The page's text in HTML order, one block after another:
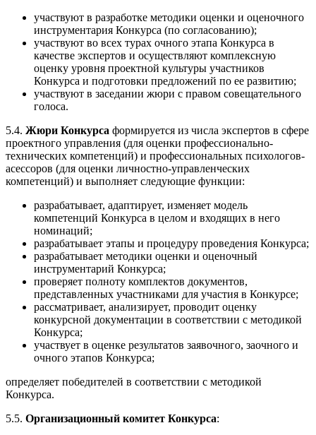
участвуют в разработке методики оценки и оценочного
инструментария Конкурса (по согласованию);
участвуют во всех турах очного этапа Конкурса в
качестве экспертов и осуществляют комплексную
оценку уровня проектной культуры участников
Конкурса и подготовки предложений по ее развитию;
участвуют в заседании жюри с правом совещательного
голоса.
5.4. Жюри Конкурса формируется из числа экспертов в сфере
проектного управления (для оценки профессионально-
технических компетенций) и профессиональных психологов-
асессоров (для оценки личностно-управленческих
компетенций) и выполняет следующие функции:
разрабатывает, адаптирует, изменяет модель
компетенций Конкурса в целом и входящих в него
номинаций;
разрабатывает этапы и процедуру проведения Конкурса;
разрабатывает методики оценки и оценочный
инструментарий Конкурса;
проверяет полноту комплектов документов,
представленных участниками для участия в Конкурсе;
рассматривает, анализирует, проводит оценку
конкурсной документации в соответствии с методикой
Конкурса;
участвует в оценке результатов заявочного, заочного и
очного этапов Конкурса;
определяет победителей в соответствии с методикой
Конкурса.
5.5. Организационный комитет Конкурса: